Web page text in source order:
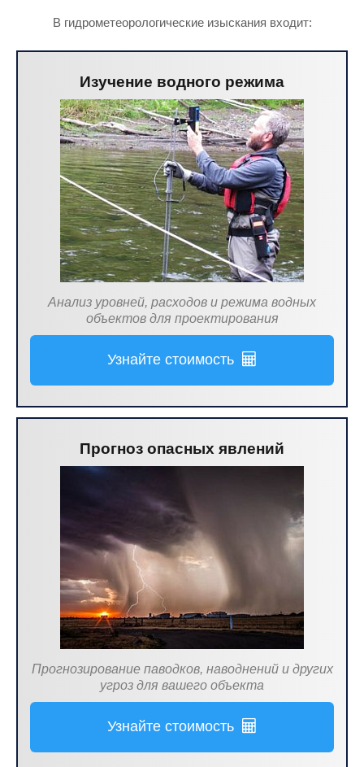
В гидрометеорологические изыскания входит:
Изучение водного режима
Анализ уровней, расходов и режима водных
объектов для проектирования
Узнайте стоимость
Прогноз опасных явлений
Прогнозирование паводков, наводнений и других
угроз для вашего объекта
Узнайте стоимость